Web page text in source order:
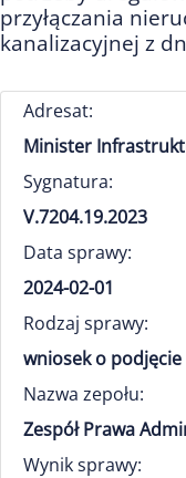
przyłączania
kanalizacyjnej z
Adresat:
Minister
Sygnatura:
V.7204.19.2023
Data sprawy:
2024-02-01
Rodzaj sprawy:
wniosek o
Nazwa zepołu:
Zespół Prawa
Wynik sprawy: